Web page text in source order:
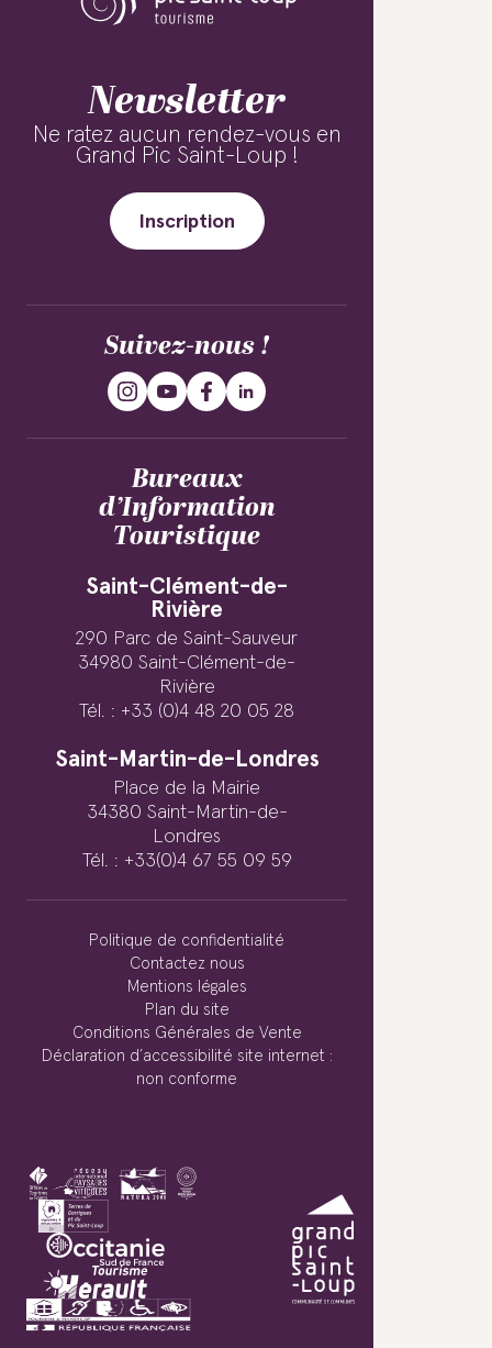
Newsletter
Ne ratez aucun rendez-vous en
Grand Pic Saint-Loup !
Inscription
Suivez-nous !
Bureaux
d’Information
Touristique
Saint-Clément-de-
Rivière
290 Parc de Saint-Sauveur
34980 Saint-Clément-de-
Rivière
Tél. : +33 (0)4 48 20 05 28
Saint-Martin-de-Londres
Place de la Mairie
34380 Saint-Martin-de-
Londres
Tél. : +33(0)4 67 55 09 59
Politique de confidentialité
Contactez nous
Mentions légales
Plan du site
Conditions Générales de Vente
Déclaration d’accessibilité site internet :
non conforme